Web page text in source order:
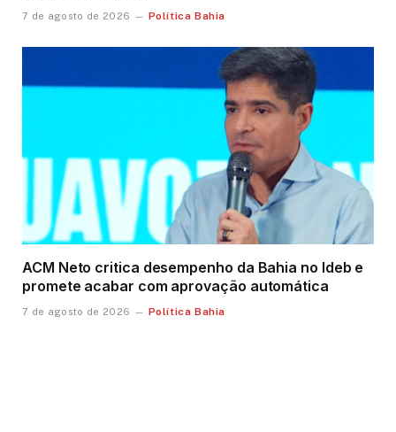
7 de agosto de 2026 Política Bahia
ACM Neto critica desempenho da Bahia no Ideb e
promete acabar com aprovação automática
7 de agosto de 2026 Política Bahia